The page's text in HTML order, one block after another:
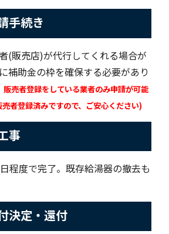
手続き
(販売店)が代行してくれる場合が
補助金の枠を確保する必要があり
売者登録をしている業者のみ申請が可能
者登録済みですので、ご安心ください)
事
程度で完了。既存給湯器の撤去も
決定・還付